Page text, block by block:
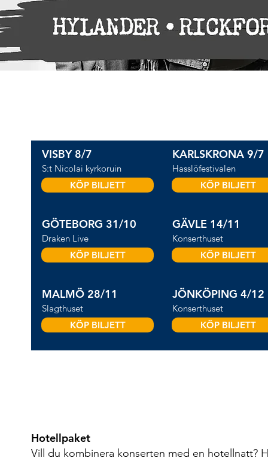
VISBY 8/7
​S:t Nicolai kyrkoruin
KÖP BILJETT
GÖTEBORG 31/10
Draken Live
KÖP BILJETT
MALMÖ 28/11
​Slagthuset
KÖP BILJETT
KARLSKRONA 9/7
​Hasslöfestivalen
KÖP BILJETT
GÄVLE 14/11
Konserthuset
KÖP BILJETT
JÖNKÖPING 4/12
Konserthuset
KÖP BILJETT
Hotellpaket
Vill du kombinera konserten med en hotellnatt?